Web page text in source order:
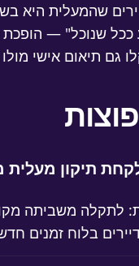
שהמעלית היא
ככל שנוכל" —
גם תיאום אישי מולו
תיקון
לתקלה משביתה
בלוח זמנים